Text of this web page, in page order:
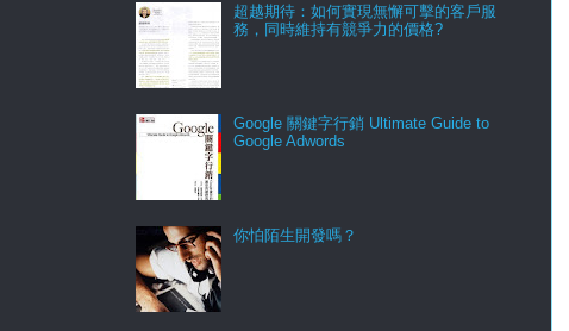
超越期待：如何實現無懈可擊的客戶服
務，同時維持有競爭力的價格?
Google 關鍵字行銷 Ultimate Guide to
Google Adwords
你怕陌生開發嗎？